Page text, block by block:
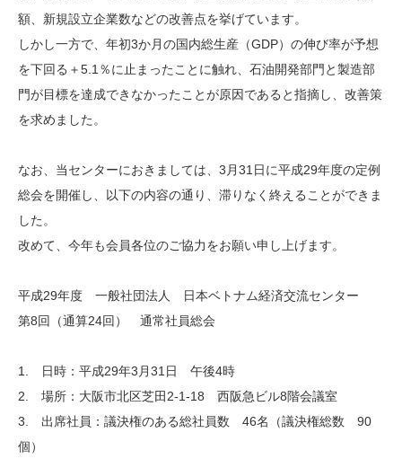
額、新規設立企業数などの改善点を挙げています。
しかし一方で、年初3か月の国内総生産（GDP）の伸び率が予想
を下回る＋5.1％に止まったことに触れ、石油開発部門と製造部
門が目標を達成できなかったことが原因であると指摘し、改善策
を求めました。
なお、当センターにおきましては、3月31日に平成29年度の定例
総会を開催し、以下の内容の通り、滞りなく終えることができま
した。
改めて、今年も会員各位のご協力をお願い申し上げます。
平成29年度 一般社団法人 日本ベトナム経済交流センター
第8回（通算24回） 通常社員総会
1. 日時：平成29年3月31日 午後4時
2. 場所：大阪市北区芝田2-1-18 西阪急ビル8階会議室
3. 出席社員：議決権のある総社員数 46名（議決権総数 90
個）